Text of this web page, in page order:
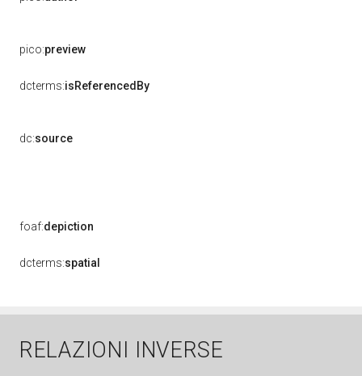
pico:preview
dcterms:isReferencedBy
dc:source
foaf:depiction
dcterms:spatial
RELAZIONI INVERSE